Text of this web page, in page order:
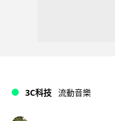
3C科技 流動音樂